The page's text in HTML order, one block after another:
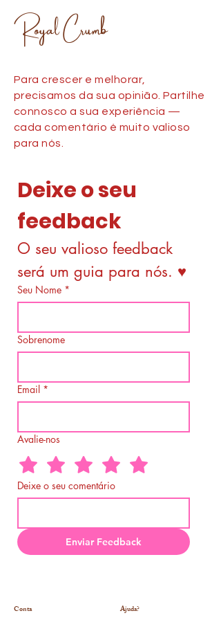
Royal Crumb
Para crescer e melhorar,
precisamos da sua opinião. Partilhe
connosco a sua experiência —
cada comentário é muito valioso
para nós.
Deixe o seu
feedback
O seu valioso feedback
será um guia para nós. ♥
Seu Nome *
Sobrenome
Email *
Avalie-nos
Deixe o seu comentário
Enviar Feedback
Conta Ajuda?